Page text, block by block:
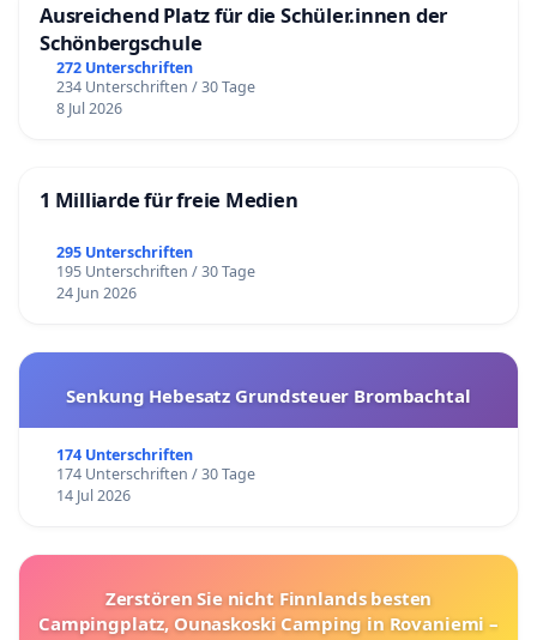
Ausreichend Platz für die Schüler.innen der
Schönbergschule
272 Unterschriften
234 Unterschriften / 30 Tage
8 Jul 2026
1 Milliarde für freie Medien
295 Unterschriften
195 Unterschriften / 30 Tage
24 Jun 2026
Senkung Hebesatz Grundsteuer Brombachtal
174 Unterschriften
174 Unterschriften / 30 Tage
14 Jul 2026
Zerstören Sie nicht Finnlands besten
Campingplatz, Ounaskoski Camping in Rovaniemi –